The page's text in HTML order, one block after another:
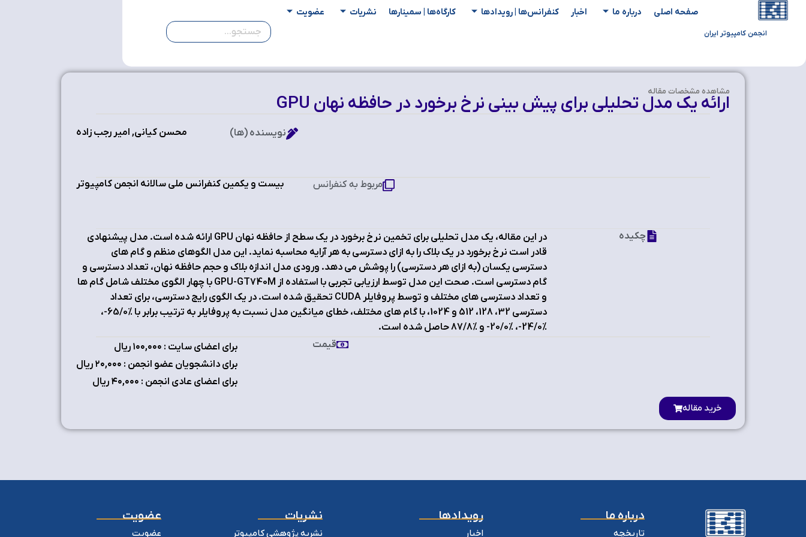
انجمن کامپیوتر ایران
صفحه اصلی درباره ما اخبار کنفرانس‌ها | رویدادها کارگاه‌ها | سمینار‌ها نشریات عضویت
مشاهده‌ مشخصات مقاله
ارائه یک مدل تحلیلی برای پیش بینی نرخ برخورد در حافظه نهان GPU
محسن کیانی, امیر رجب زاده نویسنده (ها)
بیست و یکمین کنفرانس ملی سالانه انجمن کامپیوتر مربوط به کنفرانس
در اين مقاله، یک مدل تحلیلی برای تخمین نرخ برخورد در یک سطح از حافظه نهان GPU ارائه شده است. مدل پیشنهادی
قادر است نرخ برخورد در یک بلاک را به ازای دسترسی به هر آرایه محاسبه نماید. این مدل الگوهای منظم و گام های
دسترسی یکسان (به ازای هر دسترسی) را پوشش می دهد. ورودی مدل اندازه بلاک و حجم حافظه نهان، تعداد دسترسی و
گام دسترسی است. صحت این مدل توسط ارزیابی تجربی با استفاده از GPU-GT740M با چهار الگوی مختلف شامل گام ها
و تعداد دسترسی های مختلف و توسط پروفایلر CUDA تحقیق شده است. در یک الگوی رایج دسترسی، برای تعداد
دسترسی 32، 128، 512 و 1024، با گام های مختلف، خطای میانگین مدل نسبت به پروفایلر به ترتیب برابر با %65/0-،
%24/0-، %20/0- و %87/8 حاصل شده است.
چکیده
برای اعضای سایت : ۱٠٠,٠٠٠ ریال
برای دانشجویان عضو انجمن : ۲٠,٠٠٠ ریال
برای اعضای عادی انجمن : ۴٠,٠٠٠ ریال
قیمت
خرید مقاله
درباره ما
تاریخچه
رویدادها
اخبار
نشریات
نشریه پژوهشی کامپیوتر
عضویت
عضویت